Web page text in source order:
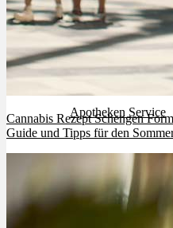
Ärzte Service
Rezept Service
Apotheken Service
Cannabis Karte
Cannabis Rezept Schengen
Guide und Tipps für den